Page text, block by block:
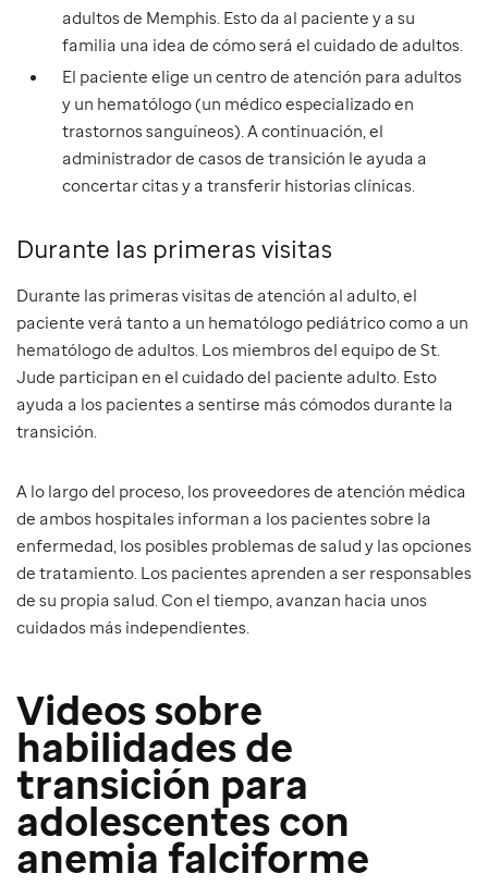
adultos de Memphis. Esto da al paciente y a su
familia una idea de cómo será el cuidado de adultos.
El paciente elige un centro de atención para adultos
y un hematólogo (un médico especializado en
trastornos sanguíneos). A continuación, el
administrador de casos de transición le ayuda a
concertar citas y a transferir historias clínicas.
Durante las primeras visitas
Durante las primeras visitas de atención al adulto, el
paciente verá tanto a un hematólogo pediátrico como a un
hematólogo de adultos. Los miembros del equipo de St.
Jude participan en el cuidado del paciente adulto. Esto
ayuda a los pacientes a sentirse más cómodos durante la
transición.
A lo largo del proceso, los proveedores de atención médica
de ambos hospitales informan a los pacientes sobre la
enfermedad, los posibles problemas de salud y las opciones
de tratamiento. Los pacientes aprenden a ser responsables
de su propia salud. Con el tiempo, avanzan hacia unos
cuidados más independientes.
Videos sobre
habilidades de
transición para
adolescentes con
anemia falciforme